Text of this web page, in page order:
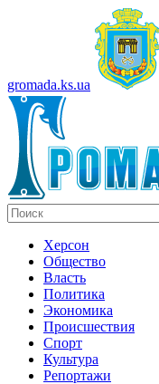
gromada.ks.ua
Херсон
Общество
Власть
Политика
Экономика
Происшествия
Спорт
Культура
Репортажи